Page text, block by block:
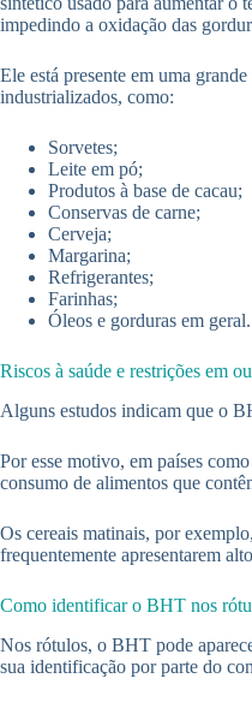
impedindo a oxidação das
Ele está presente em uma
industrializados, como:
Sorvetes;
Leite em pó;
Produtos à base de cacau;
Conservas de carne;
Cerveja;
Margarina;
Refrigerantes;
Farinhas;
Óleos e gorduras em geral.
Riscos à saúde e restrições em
Alguns estudos indicam que o
Por esse motivo, em países
consumo de alimentos que
Os cereais matinais, por
frequentemente apresentarem
Como identificar o BHT nos
Nos rótulos, o BHT pode
sua identificação por parte do